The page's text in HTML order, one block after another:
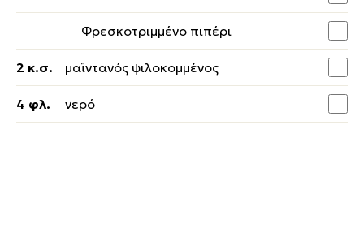
Φρεσκοτριμμένο πιπέρι
2 κ.σ. μαϊντανός ψιλοκομμένος
4 φλ. νερό